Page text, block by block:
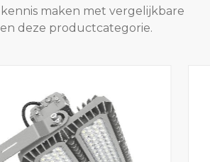
maken met vergelijkbare
deze productcategorie.